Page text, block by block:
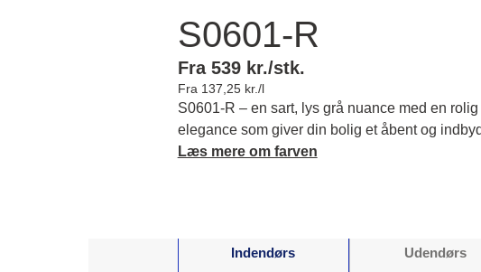
S0601-R
Fra 539 kr./stk.
Fra 137,25 kr./l
S0601-R – en sart, lys grå nuance med en rolig
elegance som giver din bolig et åbent og
udtryk. Du kan lade møbler og tekstiler træde
Læs mere om farven
Indendørs Udendørs